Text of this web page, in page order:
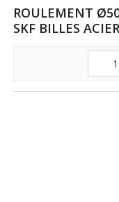
ROULEMENT
SKF BILLES ACIER